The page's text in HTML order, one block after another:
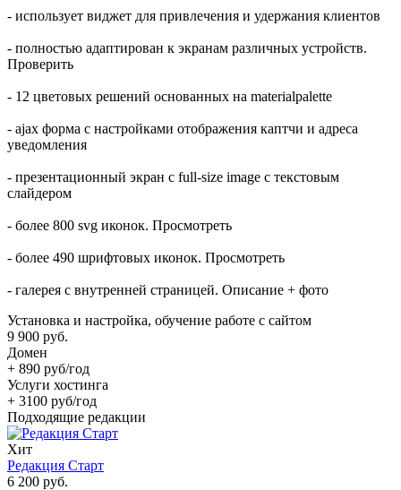
- использует виджет для привлечения и удержания клиентов
- полностью адаптирован к экранам различных устройств.
Проверить
- 12 цветовых решений основанных на materialpalette
- ajax форма с настройками отображения каптчи и адреса
уведомления
- презентационный экран с full-size image c текстовым
слайдером
- более 800 svg иконок. Просмотреть
- более 490 шрифтовых иконок. Просмотреть
- галерея с внутренней страницей. Описание + фото
Установка и настройка, обучение работе с сайтом
9 900 руб.
Домен
+ 890 руб/год
Услуги хостинга
+ 3100 руб/год
Подходящие редакции
Хит
Редакция Старт
6 200 руб.